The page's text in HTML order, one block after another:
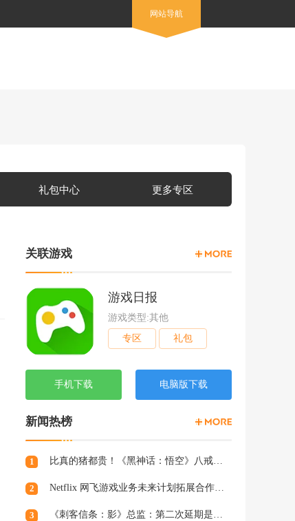
网站导航
礼包中心 更多专区
关联游戏
游戏日报
游戏类型:其他
专区
礼包
手机下载 电脑版下载
新闻热榜
1 比真的猪都贵！《黑神话：悟空》八戒手办开订：根根分明的猪毛
2 Netflix 网飞游戏业务未来计划拓展合作和家庭类游戏
3 《刺客信条：影》总监：第二次延期是因为屋顶太复杂